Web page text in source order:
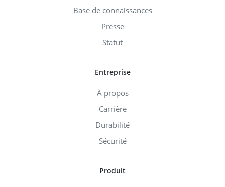
Base de connaissances
Presse
Statut
Entreprise
À propos
Carrière
Durabilité
Sécurité
Produit